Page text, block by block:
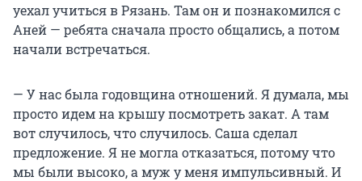
уехал учиться в Рязань. Там он и познакомился с
Аней — ребята сначала просто общались, а потом
начали встречаться.
— У нас была годовщина отношений. Я думала, мы
просто идем на крышу посмотреть закат. А там
вот случилось, что случилось. Саша сделал
предложение. Я не могла отказаться, потому что
мы были высоко, а муж у меня импульсивный. И